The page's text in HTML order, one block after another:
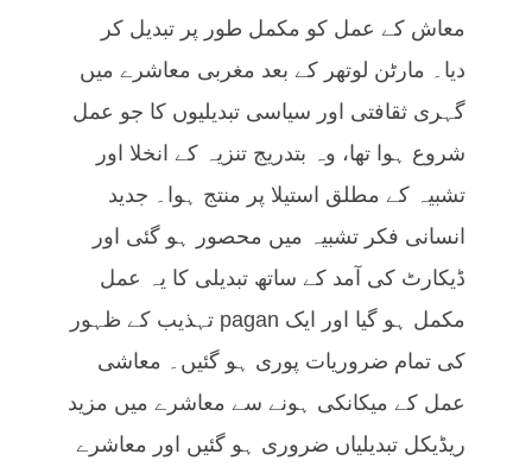
معاش کے عمل کو مکمل طور پر تبدیل کر
دیا۔ مارٹن لوتھر کے بعد مغربی معاشرے میں
گہری ثقافتی اور سیاسی تبدیلیوں کا جو عمل
شروع ہوا تھا، وہ بتدریج تنزیہ کے انخلا اور
تشبیہ کے مطلق استیلا پر منتج ہوا۔ جدید
انسانی فکر تشبیہ میں محصور ہو گئی اور
ڈیکارٹ کی آمد کے ساتھ تبدیلی کا یہ عمل
مکمل ہو گیا اور ایک pagan تہذیب کے ظہور
کی تمام ضروریات پوری ہو گئیں۔ معاشی
عمل کے میکانکی ہونے سے معاشرے میں مزید
ریڈیکل تبدیلیاں ضروری ہو گئیں اور معاشرے